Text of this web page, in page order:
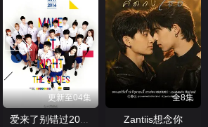
更新至04集
爱来了别错过2026
全8集
Zantiis想念你